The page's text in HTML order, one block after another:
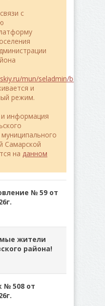
с
mun/seladmin/bogatoe/
и
режим.
информация
Самарской
на данном
№ 59 от
жители
района!
№ 508 от